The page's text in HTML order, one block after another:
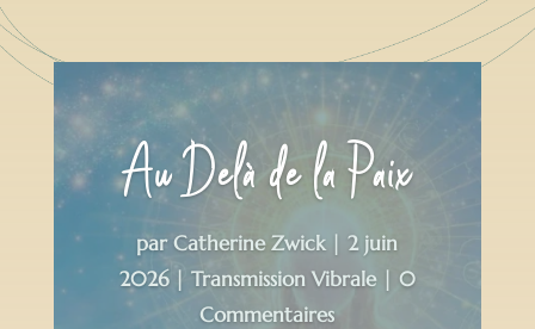
Au Delà de la Paix
parCatherine Zwick|2 juin
2026| Transmission Vibrale| 0
Commentaires